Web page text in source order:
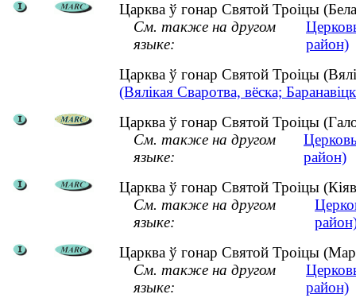
Царква ў гонар Святой Троіцы
См. также на другом
языке:
район)
Царква ў гонар Святой Троіцы
(Вялікая Сваротва, вёска;
Царква ў гонар Святой Троіцы
См. также на другом
языке:
район)
Царква ў гонар Святой Троіцы
См. также на другом
языке:
Царква ў гонар Святой Троіцы
См. также на другом
языке:
район)